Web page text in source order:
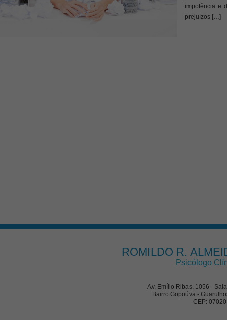
impotência e
prejuízos […]
ROMILDO R.
Psicólogo
Av. Emílio Ribas, 1056 -
Bairro Gopoúva -
CEP: